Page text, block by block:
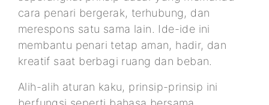
cara penari bergerak, terhubung, dan
merespons satu sama lain. Ide-ide ini
membantu penari tetap aman, hadir, dan
kreatif saat berbagi ruang dan beban.
Alih-alih aturan kaku, prinsip-prinsip ini